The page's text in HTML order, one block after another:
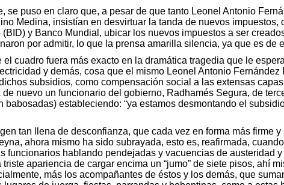
se puso en claro que, a pesar de que tanto Leonel Antonio
Medina, insistían en desvirtuar la tanda de nuevos
y Banco Mundial, ubicar los nuevos impuestos a ser
por admitir, lo que la prensa amarilla silencia, ya que es de
el cuadro fuera más exacto en la dramática tragedia que le
y demás, cosa que el mismo Leonel Antonio
subsidios, como compensación social a las extensas
de nuevo un funcionario del gobierno, Radhamés Segura, de
babosadas) estableciendo: “ya estamos desmontando el
tan llena de desconfianza, que cada vez en forma más firme
ahora mismo ha sido subrayada, esto es, reafirmada,
funcionarios hablando pendejadas y vacuencias de austeridad
apariencia de cargar encima un “jumo” de siete pisos, ahí
más los acompañantes de éstos y los demás, que